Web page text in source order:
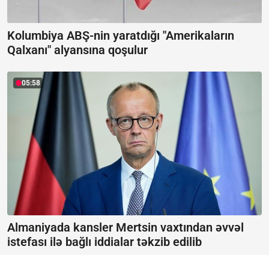
Kolumbiya ABŞ-nin yaratdığı "Amerikaların
Qalxanı" alyansına qoşulur
05:58
Almaniyada kansler Mertsin vaxtından əvvəl
istefası ilə bağlı iddialar təkzib edilib